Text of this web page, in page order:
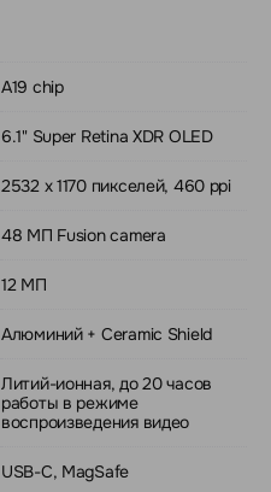
A19 chip
6.1" Super Retina XDR OLED
2532 x 1170 пикселей, 460 ppi
48 МП Fusion camera
12 МП
Алюминий + Ceramic Shield
Литий-ионная, до 20 часов
работы в режиме
воспроизведения видео
USB-C, MagSafe